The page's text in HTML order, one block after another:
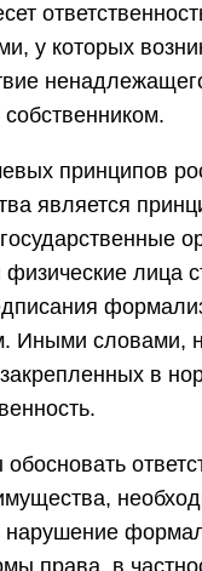
у которых
принципов
является
лица
Иными словами,
в
нарушение
права, в